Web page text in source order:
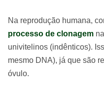
Na reprodução humana,
processo de clonagem
univitelinos (indênticos).
mesmo DNA), já que são
óvulo.